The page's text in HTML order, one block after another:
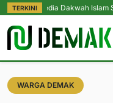
TERKINI
Dakwah Islam Sunan
WARGA DEMAK